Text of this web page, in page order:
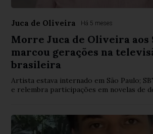
Juca de Oliveira Há 5 meses
Morre Juca de Oliveira aos
marcou gerações na
brasileira
Artista estava internado em São Paulo;
e relembra participações em novelas de